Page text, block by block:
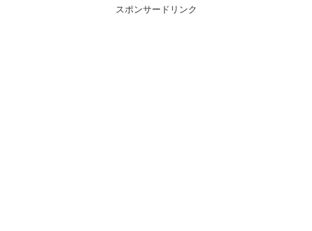
スポンサードリンク